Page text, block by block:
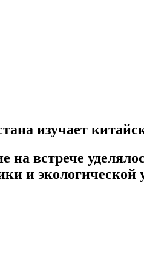
изучает
на встрече
и экологической